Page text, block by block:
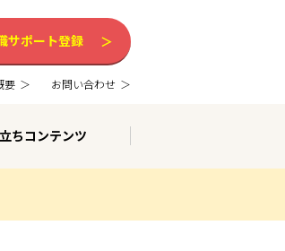
サポート登録
要 お問い合わせ
ちコンテンツ